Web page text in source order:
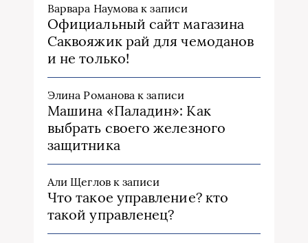
Варвара Наумова к записи
Официальный сайт магазина
Саквояжик рай для чемоданов
и не только!
Элина Романова к записи
Машина «Паладин»: Как
выбрать своего железного
защитника
Али Щегловк записи
Что такое управление? кто
такой управленец?